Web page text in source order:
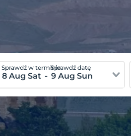
Sprawdź w terminie
8 Aug Sat -
Sprawdź datę
9 Aug Sun